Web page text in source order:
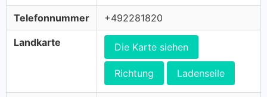
Telefonnummer +492281820
Landkarte Die Karte siehen
Richtung Ladenseile